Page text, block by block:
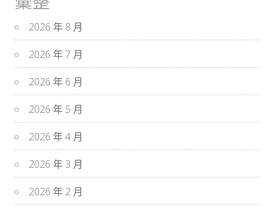
2026 年 8 月
2026 年 7 月
2026 年 6 月
2026 年 5 月
2026 年 4 月
2026 年 3 月
2026 年 2 月